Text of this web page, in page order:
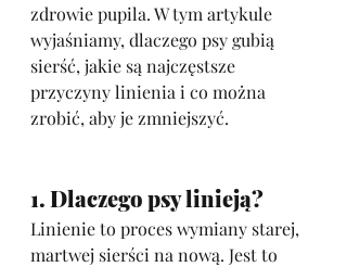
zdrowie pupila. W tym artykule
wyjaśniamy, dlaczego psy gubią
sierść, jakie są najczęstsze
przyczyny linienia i co można
zrobić, aby je zmniejszyć.
1. Dlaczego psy linieją?
Linienie to proces wymiany starej,
martwej sierści na nową. Jest to